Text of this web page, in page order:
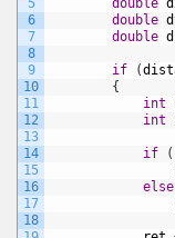
5
6
7
8
9
10
11
12
13
14
15
16
17
18
double
double
double
if (
{
int
int
if (
else